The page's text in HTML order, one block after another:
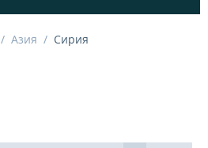
/ Азия / Сирия